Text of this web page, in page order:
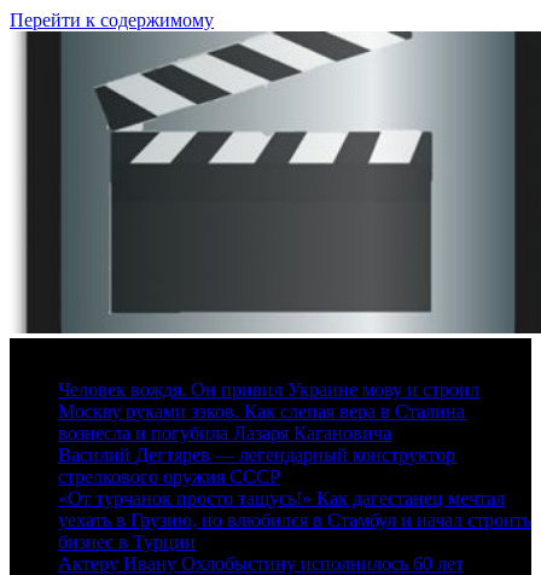
Перейти к содержимому
Человек вождя. Он привил Украине мову и строил
Москву руками зэков. Как слепая вера в Сталина
вознесла и погубила Лазаря Кагановича
Василий Дегтярев — легендарный конструктор
стрелкового оружия СССР
«От турчанок просто тащусь!» Как дагестанец мечтал
уехать в Грузию, но влюбился в Стамбул и начал строить
бизнес в Турции
Актеру Ивану Охлобыстину исполнилось 60 лет